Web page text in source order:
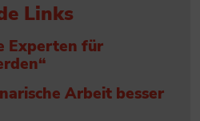
Links
Experten für
Arbeit besser